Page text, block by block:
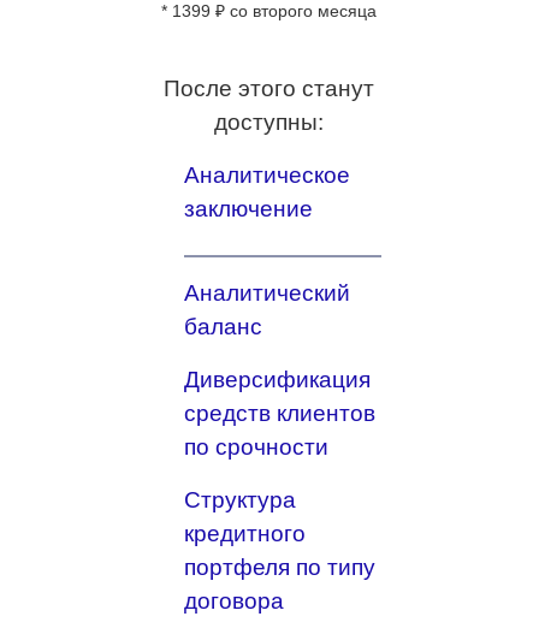
* 1399 ₽ со второго месяца
После этого станут
доступны:
Аналитическое
заключение
Аналитический
баланс
Диверсификация
средств клиентов
по срочности
Структура
кредитного
портфеля по типу
договора